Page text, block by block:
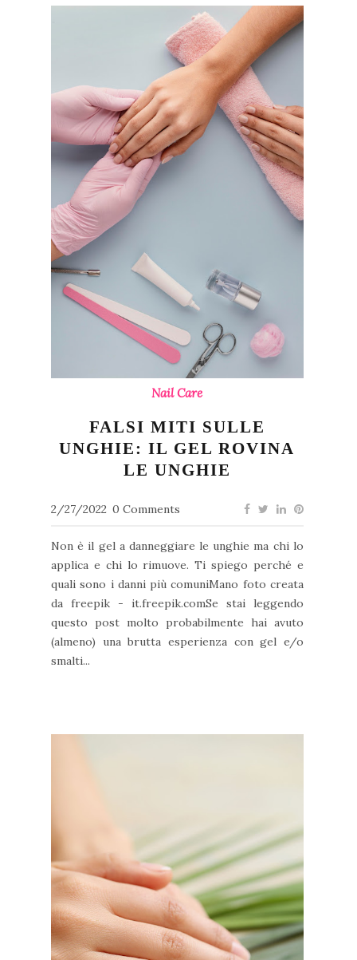
Nail Care
FALSI MITI SULLE
UNGHIE: IL GEL ROVINA
LE UNGHIE
2/27/2022 0 Comments
Non è il gel a danneggiare le unghie ma chi lo
applica e chi lo rimuove. Ti spiego perché e
quali sono i danni più comuniMano foto creata
da freepik - it.freepik.comSe stai leggendo
questo post molto probabilmente hai avuto
(almeno) una brutta esperienza con gel e/o
smalti...